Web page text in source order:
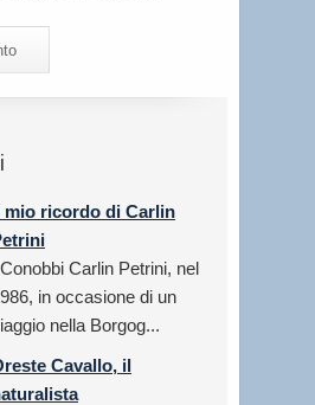
mio ricordo di Carlin
Conobbi Carlin Petrini, nel
in occasione di un
nella Borgog...
Cavallo, il